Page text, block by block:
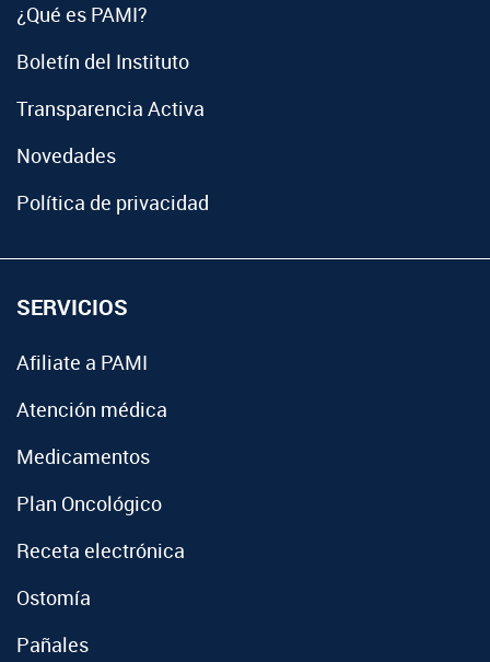
¿Qué es PAMI?
Boletín del Instituto
Transparencia Activa
Novedades
Política de privacidad
SERVICIOS
Afiliate a PAMI
Atención médica
Medicamentos
Plan Oncológico
Receta electrónica
Ostomía
Pañales